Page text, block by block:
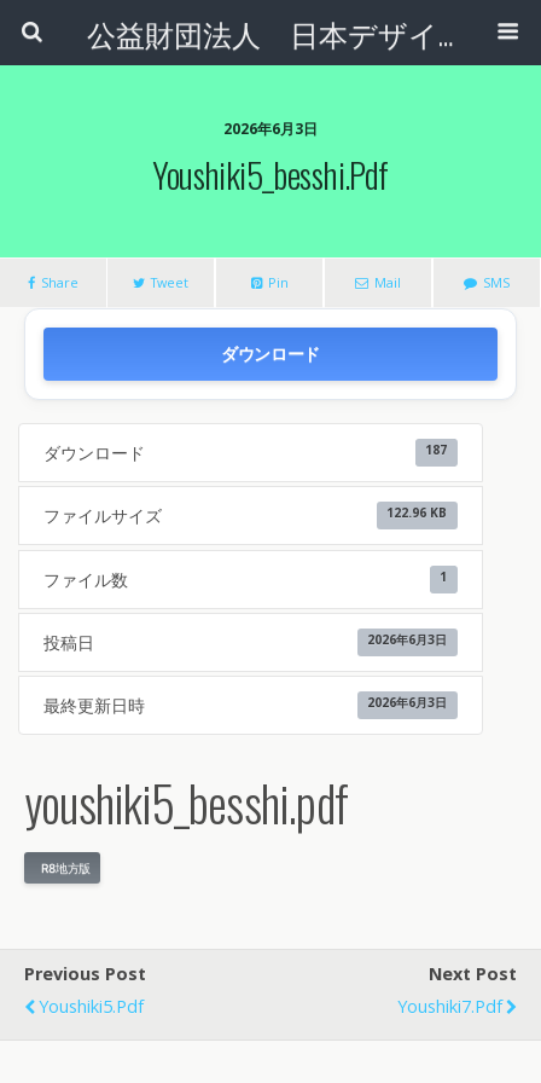
公益財団法人 日本デザインナンバー財団
2026年6月3日
Youshiki5_besshi.pdf
Share Tweet Pin Mail SMS
ダウンロード
ダウンロード 187
ファイルサイズ 122.96 KB
ファイル数 1
投稿日 2026年6月3日
最終更新日時 2026年6月3日
youshiki5_besshi.pdf
R8地方版
Previous Post
Youshiki5.pdf
Next Post
Youshiki7.pdf